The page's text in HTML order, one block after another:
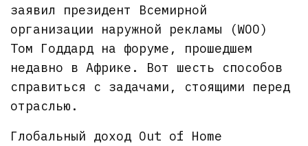
заявил президент Всемирной
организации наружной рекламы (WOO)
Том Годдард на форуме, прошедшем
недавно в Африке. Вот шесть способов
справиться с задачами, стоящими перед
отраслью.
Глобальный доход Out of Home